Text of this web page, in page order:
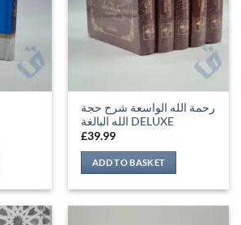
رحمة الله الواسعة شرح حجة
الله البالغة DELUXE
£39.99
ADD TO BASKET